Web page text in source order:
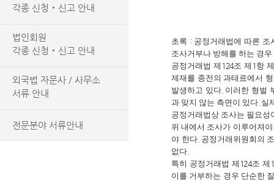
각종 신청‧신고 안내
법인회원
각종 신청‧신고 안내
외국법 자문사 / 사무소
서류 안내
전문분야 서류안내
초록 : 공정거래법에 따른 조
조사거부나 방해를 하는 경
공정거래법 제 124조 제 1 항 제
제재를 종전의 과태료에서
발생하고 있다. 이러한 형벌
과 맞지 않는 측면이 있다 실
공정거래법상 조사는 필요
위 내에서 조사가 이루어져
야 한다. 공정거래위원회의
없다
특히 공정거래법 제 124조 제
이를 거부하는 경우 단순한